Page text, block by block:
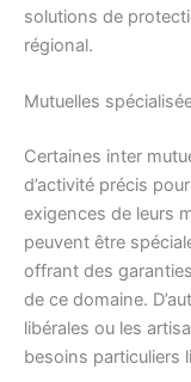
solutions de
régional.
Mutuelles
Certaines inter
d’activité précis
exigences de leurs
peuvent être
offrant des
de ce domaine.
libérales ou les
besoins particuliers